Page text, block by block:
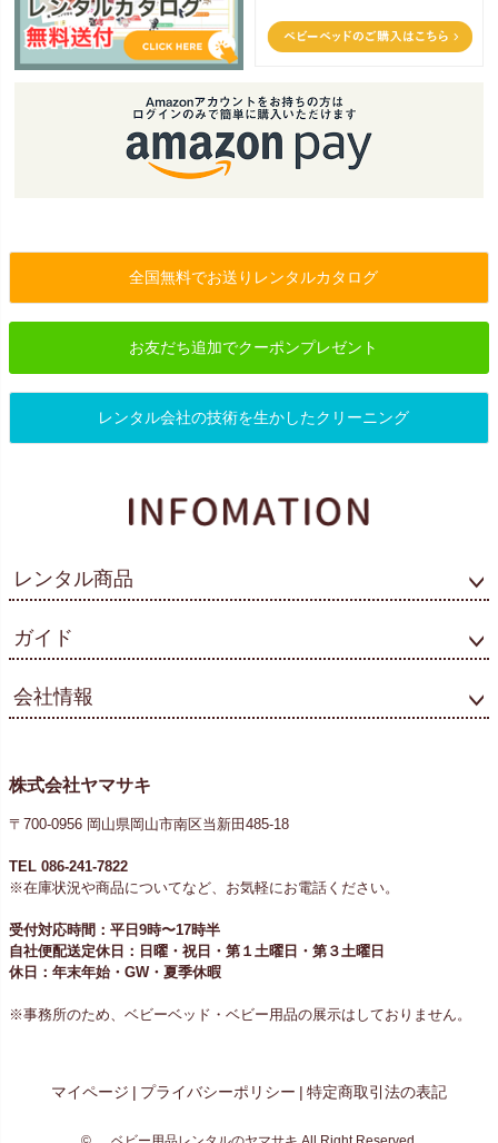
全国無料でお送りレンタルカタログ
お友だち追加でクーポンプレゼント
レンタル会社の技術を生かしたクリーニング
レンタル商品
ガイド
会社情報
株式会社ヤマサキ
〒700-0956 岡山県岡山市南区当新田485-18
TEL 086-241-7822
※在庫状況や商品についてなど、お気軽にお電話ください。
受付対応時間：平日9時〜17時半
自社便配送定休日：日曜・祝日・第１土曜日・第３土曜日
休日：年末年始・GW・夏季休暇
※事務所のため、ベビーベッド・ベビー用品の展示はしておりません。
マイページ | プライバシーポリシー | 特定商取引法の表記